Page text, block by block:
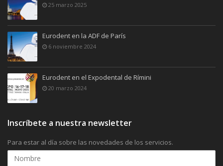
25 marzo 2025
Eurodent en la ADF de París
6 noviembre 2024
Eurodent en el Expodental de Rímini
20 marzo 2024
Inscríbete a nuestra newsletter
Para estar al día sobre las novedades de los servicios.